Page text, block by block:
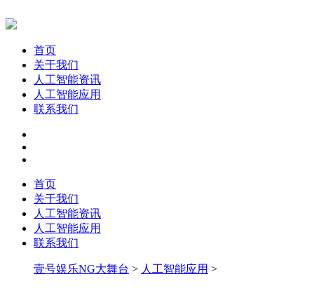
首页
关于我们
人工智能资讯
人工智能应用
联系我们
首页
关于我们
人工智能资讯
人工智能应用
联系我们
壹号娱乐NG大舞台 > 人工智能应用 >